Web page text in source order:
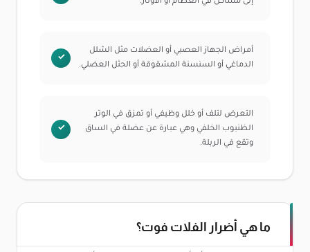
إلى مشاكل في العظام أو الأوتار.
أمراض الجهاز العصبي أو العضلات مثل الشلل
الدماغي أو السنسنة المشقوقة أو الحثل العضلي.
التعرض لتلف أو خلل وظيفي أو تمزق في الوتر
الظنبوب الخلفي وهي عبارة عن عضلة في الساق
وتقع في الربلة.
ما هي أضرار الفلات فوت؟